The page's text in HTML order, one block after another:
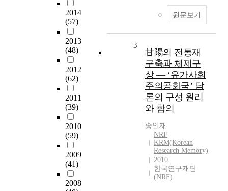
2014
(57)
2013
(48)
2012
(62)
2011
(39)
2010
(59)
2009
(41)
2008
원문보기
3
甘陽의 전통재
구축과 체제구
상 — ‘유가사회
주의공화국’ 담
론의 구성 원리
와 함의
송인재
NRF
KRM(Korean
Research Memory)
2010
한국연구재단
(NRF)